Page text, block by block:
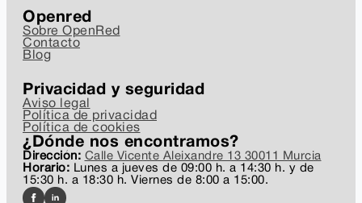
Openred
Sobre OpenRed
Contacto
Blog
Privacidad y seguridad
Aviso legal
Política de privacidad
Política de cookies
¿Dónde nos encontramos?
Dirección: Calle Vicente Aleixandre 13 30011 Murcia
Horario: Lunes a jueves de 09:00 h. a 14:30 h. y de
15:30 h. a 18:30 h. Viernes de 8:00 a 15:00.